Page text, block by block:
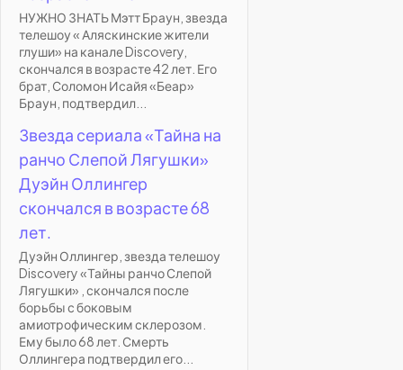
НУЖНО ЗНАТЬ Мэтт Браун, звезда
телешоу « Аляскинские жители
глуши» на канале Discovery,
скончался в возрасте 42 лет. Его
брат, Соломон Исайя «Беар»
Браун, подтвердил...
Звезда сериала «Тайна на
ранчо Слепой Лягушки»
Дуэйн Оллингер
скончался в возрасте 68
лет.
Дуэйн Оллингер, звезда телешоу
Discovery «Тайны ранчо Слепой
Лягушки» , скончался после
борьбы с боковым
амиотрофическим склерозом.
Ему было 68 лет. Смерть
Оллингера подтвердил его...